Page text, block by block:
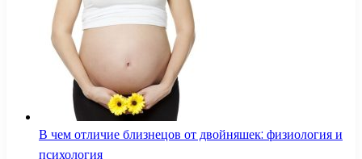
В чем отличие близнецов от двойняшек: физиология и
психология